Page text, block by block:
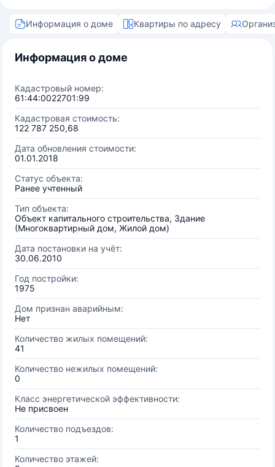
Информация о доме Квартиры по адресу
Информация о доме
Кадастровый номер:
61:44:0022701:99
Кадастровая стоимость:
122 787 250,68
Дата обновления стоимости:
01.01.2018
Статус объекта:
Ранее учтенный
Тип объекта:
Объект капитального строительства, Здание
(Многоквартирный дом, Жилой дом)
Дата постановки на учёт:
30.06.2010
Год постройки:
1975
Дом признан аварийным:
Нет
Количество жилых помещений:
41
Количество нежилых помещений:
0
Класс энергетической эффективности:
Не присвоен
Количество подъездов:
1
Количество этажей: